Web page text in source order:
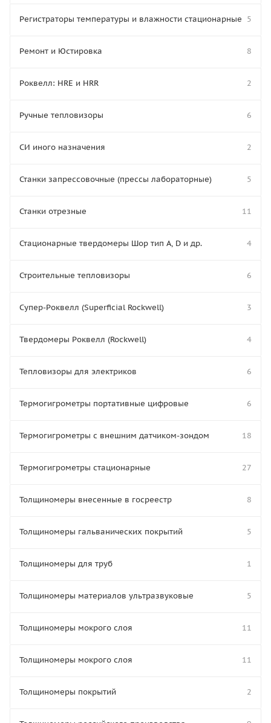
Регистраторы температуры и влажности стационарные 5
Ремонт и Юстировка 8
Роквелл: HRE и HRR 2
Ручные тепловизоры 6
СИ иного назначения 2
Станки запрессовочные (прессы лабораторные) 5
Станки отрезные 11
Стационарные твердомеры Шор тип А, D и др. 4
Строительные тепловизоры 6
Супер-Роквелл (Superficial Rockwell) 3
Твердомеры Роквелл (Rockwell) 4
Тепловизоры для электриков 6
Термогигрометры портативные цифровые 6
Термогигрометры с внешним датчиком-зондом 18
Термогигрометры стационарные 27
Толщиномеры внесенные в госреестр 8
Толщиномеры гальванических покрытий 5
Толщиномеры для труб 1
Толщиномеры материалов ультразвуковые 5
Толщиномеры мокрого слоя 11
Толщиномеры мокрого слоя 11
Толщиномеры покрытий 2